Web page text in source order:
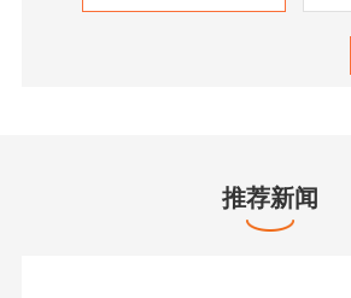
推荐新闻